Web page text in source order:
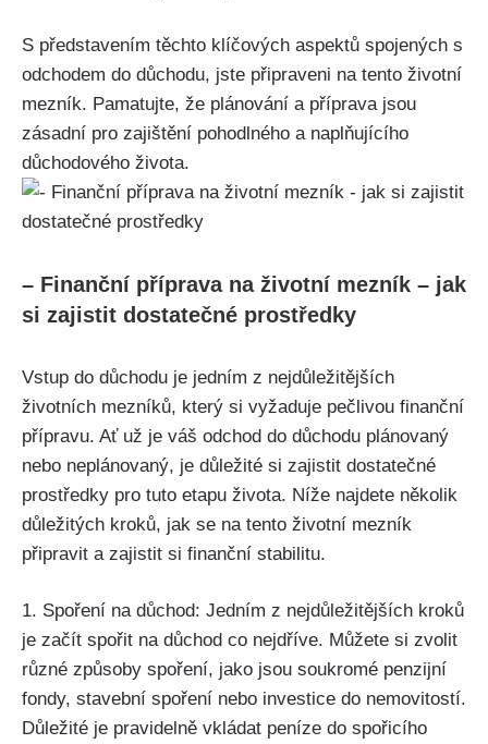
S představením těchto klíčových aspektů spojených s
odchodem do důchodu, jste připraveni na tento životní
mezník. Pamatujte, že plánování a příprava jsou
zásadní pro zajištění pohodlného a naplňujícího
důchodového života.
– Finanční příprava na životní mezník – jak
si zajistit dostatečné prostředky
Vstup do důchodu je jedním z nejdůležitějších
životních mezníků, který si vyžaduje pečlivou finanční
přípravu. Ať už je váš odchod do důchodu plánovaný
nebo neplánovaný, je důležité si zajistit dostatečné
prostředky pro tuto etapu života. Níže najdete několik
důležitých kroků, jak se na tento životní mezník
připravit a zajistit si finanční stabilitu.
1. Spoření na důchod: Jedním z nejdůležitějších kroků
je začít spořit na důchod co nejdříve. Můžete si zvolit
různé způsoby spoření, jako jsou soukromé penzijní
fondy, stavební spoření nebo investice do nemovitostí.
Důležité je pravidelně vkládat peníze do spořicího